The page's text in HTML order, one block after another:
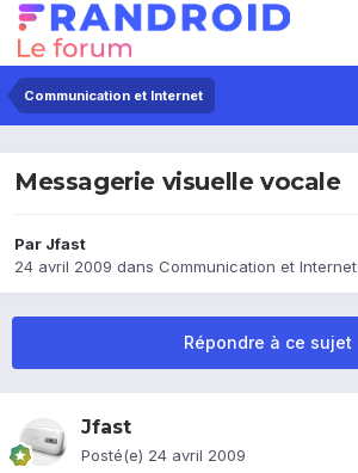
Communication et Internet
Messagerie visuelle vocale
Par Jfast
24 avril 2009 dans Communication et Internet
Répondre à ce sujet
Jfast
Posté(e) 24 avril 2009